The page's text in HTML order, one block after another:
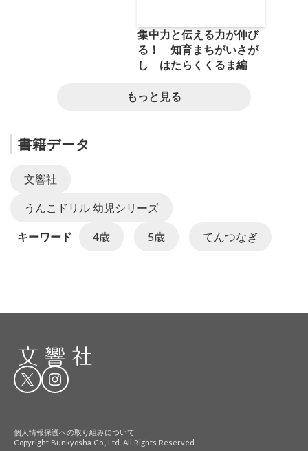
集中力と伝える力が伸び
る！ 知育まちがいさが
し はたらくくるま編
もっと見る
書籍データ
文響社
うんこドリル 幼児シリーズ
キーワード 4歳 5歳 てんつなぎ
個人情報保護への取り組みについて
Copyright Bunkyosha Co., Ltd. All Rights Reserved.